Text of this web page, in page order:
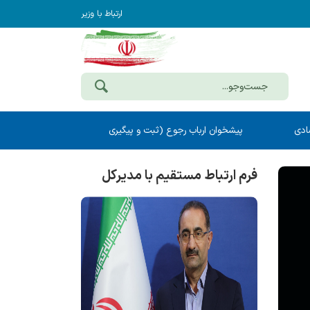
ارتباط با وزیر
پیشخوان ارباب رجوع (ثبت و پیگیری
مکاتبات)
فرم ارتباط مستقیم با مدیرکل